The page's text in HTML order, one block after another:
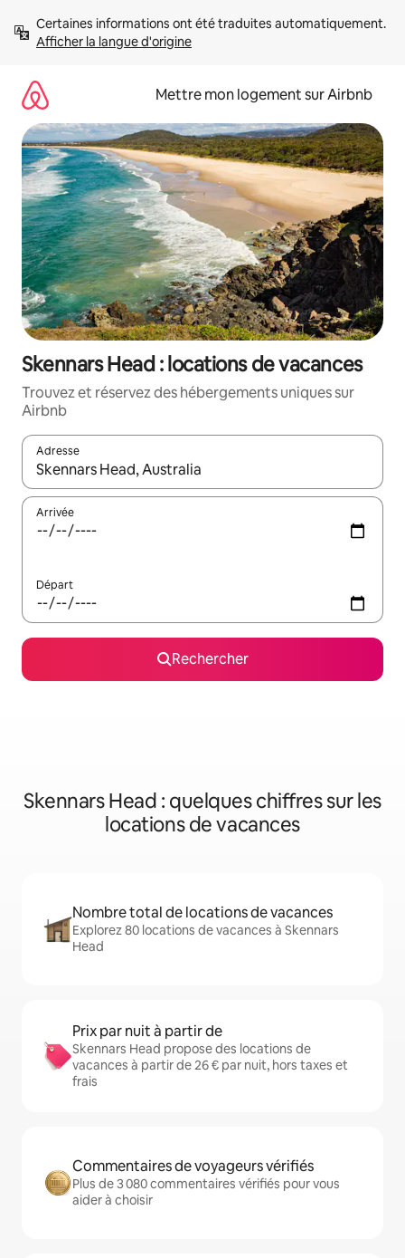
directement
Afficher la langue d'origine
Mettre mon logement sur Airbnb
Skennars Head : locations de vacances
Trouvez et réservez des hébergements uniques sur
Airbnb
Adresse
Lorsque les résultats s'affichent, utilisez les flèches vers le
Arrivée
Départ
Rechercher
Skennars Head : quelques chiffres sur les
locations de vacances
Nombre total de locations de vacances
Explorez 80 locations de vacances à Skennars
Head
Prix par nuit à partir de
Skennars Head propose des locations de
vacances à partir de 26 € par nuit, hors taxes et
frais
Commentaires de voyageurs vérifiés
Plus de 3 080 commentaires vérifiés pour vous
aider à choisir